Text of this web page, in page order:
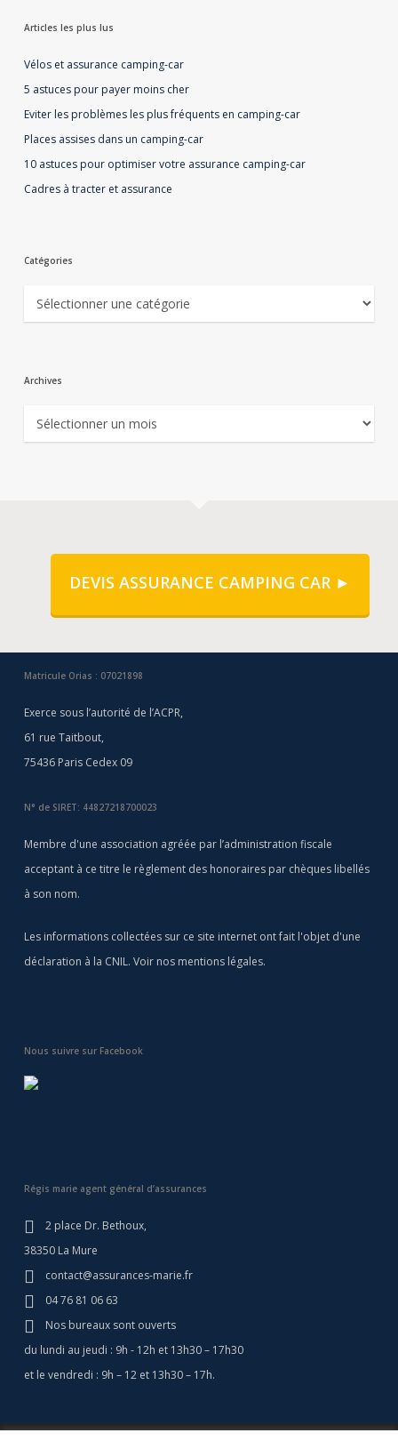
Articles les plus lus
Vélos et assurance camping-car
5 astuces pour payer moins cher
Eviter les problèmes les plus fréquents en camping-car
Places assises dans un camping-car
10 astuces pour optimiser votre assurance camping-car
Cadres à tracter et assurance
Catégories
Catégories
Archives
Archives
DEVIS ASSURANCE CAMPING CAR ►
Matricule Orias : 07021898
Exerce sous l’autorité de l’ACPR,
61 rue Taitbout,
75436 Paris Cedex 09
N° de SIRET: 44827218700023
Membre d'une association agréée par l’administration fiscale
acceptant à ce titre le règlement des honoraires par chèques libellés
à son nom.
Les informations collectées sur ce site internet ont fait l'objet d'une
déclaration à la CNIL. Voir nos mentions légales.
Nous suivre sur Facebook
Régis marie agent général d’assurances
2 place Dr. Bethoux,
38350 La Mure
contact@assurances-marie.fr
04 76 81 06 63
Nos bureaux sont ouverts
du lundi au jeudi : 9h - 12h et 13h30 – 17h30
et le vendredi : 9h – 12 et 13h30 – 17h.